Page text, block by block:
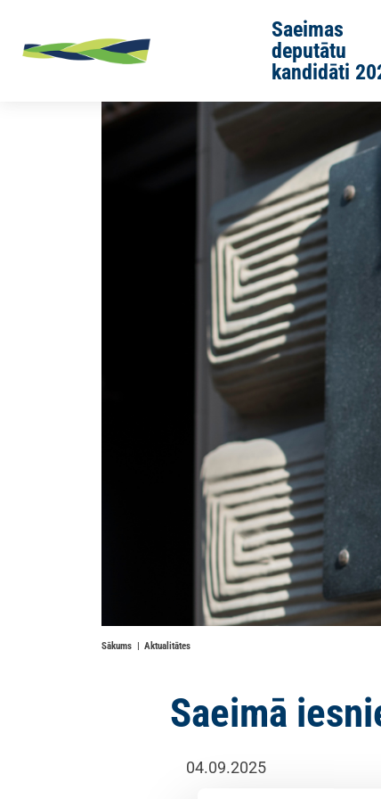
Saeimas
deputātu
kandidāti
Sākums Aktualitātes
Saeimā
04.09.2025